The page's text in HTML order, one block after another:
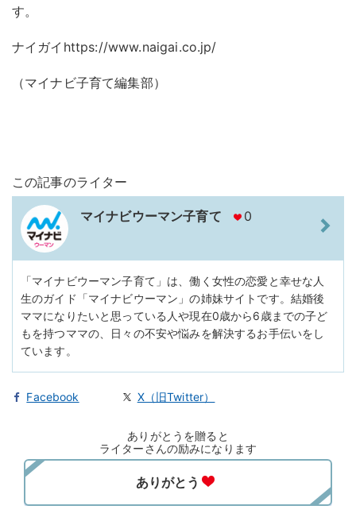
す。
ナイガイhttps://www.naigai.co.jp/
（マイナビ子育て編集部）
この記事のライター
マイナビウーマン子育て 0
「マイナビウーマン子育て」は、働く女性の恋愛と幸せな人
生のガイド「マイナビウーマン」の姉妹サイトです。結婚後
ママになりたいと思っている人や現在0歳から6歳までの子ど
もを持つママの、日々の不安や悩みを解決するお手伝いをし
ています。
Facebook X（旧Twitter）
ありがとうを贈ると
ライターさんの励みになります